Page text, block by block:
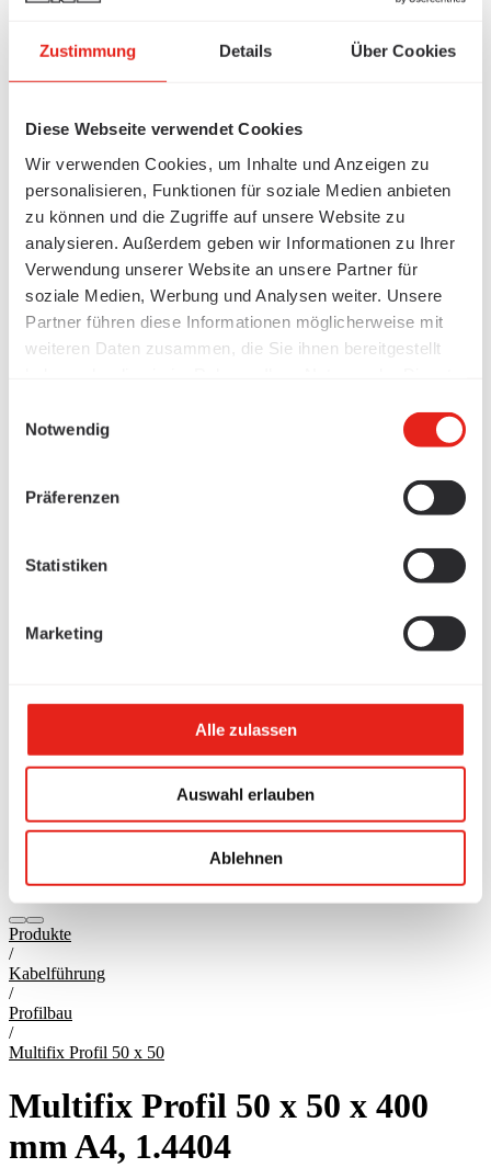
Zustimmung Details Über Cookies
Diese Webseite verwendet Cookies
Wir verwenden Cookies, um Inhalte und Anzeigen zu
personalisieren, Funktionen für soziale Medien anbieten
zu können und die Zugriffe auf unsere Website zu
analysieren. Außerdem geben wir Informationen zu Ihrer
Verwendung unserer Website an unsere Partner für
soziale Medien, Werbung und Analysen weiter. Unsere
Partner führen diese Informationen möglicherweise mit
weiteren Daten zusammen, die Sie ihnen bereitgestellt
Notwendig
Präferenzen
Statistiken
Marketing
Alle zulassen
Auswahl erlauben
Ablehnen
Produkte
/
Kabelführung
/
Profilbau
/
Multifix Profil 50 x 50
Multifix Profil 50 x 50 x 400
mm A4, 1.4404